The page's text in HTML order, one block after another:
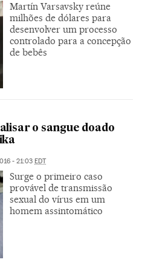
Martín Varsavsky reúne
milhões de dólares para
desenvolver um processo
controlado para a concepção
de bebês
o sangue doado
- 21:03 EDT
Surge o primeiro caso
provável de transmissão
sexual do vírus em um
homem assintomático